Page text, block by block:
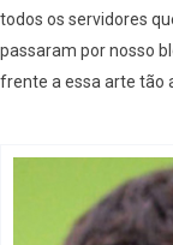
todos os servidores
passaram por nosso
frente a essa arte tão